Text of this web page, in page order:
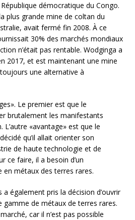
démocratique du Congo.
plus grande mine de coltan du
avait fermé fin 2008. À ce
30% des marchés mondiaux
n’était pas rentable. Wodginga a
2017, et est maintenant une mine
une alternative à
Le premier est que le
brutalement les manifestants
«avantage» est que le
qu’il allait orienter son
de haute technologie et de
ce faire, il a besoin d’un
métaux des terres rares.
également pris la décision d’ouvrir
gamme de métaux de terres rares.
car il n’est pas possible